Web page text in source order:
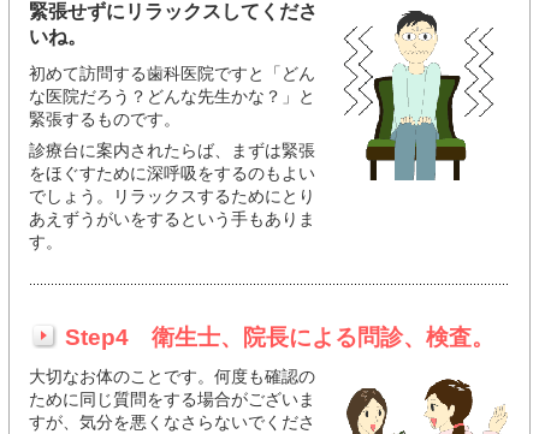
緊張せずにリラックスしてくださ
いね。
初めて訪問する歯科医院ですと「どん
な医院だろう？どんな先生かな？」と
緊張するものです。
診療台に案内されたらば、まずは緊張
をほぐすために深呼吸をするのもよい
でしょう。リラックスするためにとり
あえずうがいをするという手もありま
す。
Step4 衛生士、院長による問診、検査。
大切なお体のことです。何度も確認の
ために同じ質問をする場合がございま
すが、気分を悪くなさらないでくださ